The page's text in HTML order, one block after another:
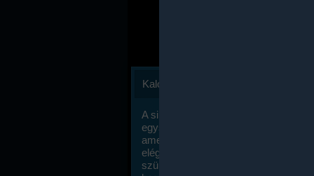
Kalóriaszámlálás
A sikeres fogyás titka valójában igen
egyszerű: égess több energiát, mint
amennyit beviszel. Természetesen
elég nagy fegyelemre és akaraterőre
szükség, de meglepődve fogod